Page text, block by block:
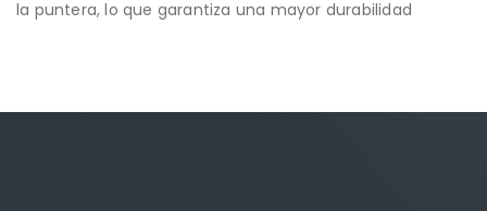
la puntera, lo que garantiza una mayor durabilidad